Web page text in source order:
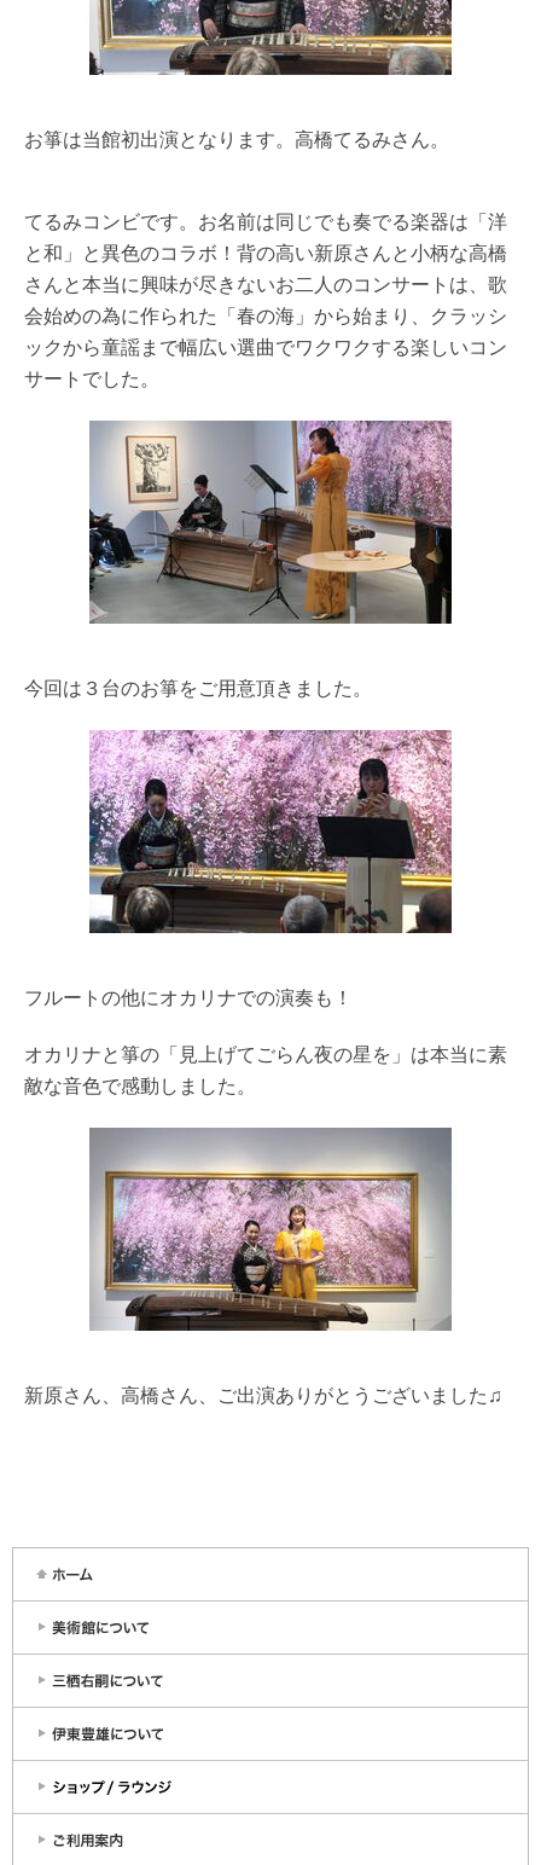
お箏は当館初出演となります。高橋てるみさん。
てるみコンビです。 お名前は同じでも奏でる楽器は「洋
と和」と異色のコラボ！ 背の高い新原さんと小柄な高橋
さんと本当に興味が尽きないお二人のコンサートは、 歌
会始めの為に作られた「春の海」から始まり、
クラッシ
ックから童謡まで幅広い選曲でワクワクする楽しいコン
サートでした。
今回は３台のお箏をご用意頂きました。
フルートの他にオカリナでの演奏も！
オカリナと箏の「見上げてごらん夜の星を」は本当に素
敵な音色で感動しました。
新原さん、高橋さん、ご出演ありがとうございました♫